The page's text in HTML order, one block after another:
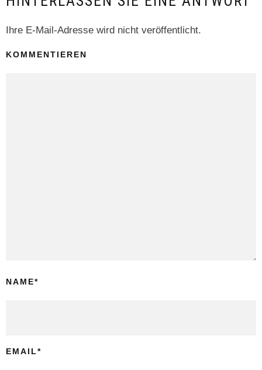
Ihre E-Mail-Adresse wird nicht veröffentlicht.
KOMMENTIEREN
NAME*
EMAIL*